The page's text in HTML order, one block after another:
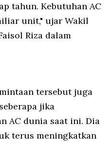
tahun. Kebutuhan AC
unit," ujar Wakil
Riza dalam
tersebut juga
jika
AC dunia saat ini. Dia
terus meningkatkan